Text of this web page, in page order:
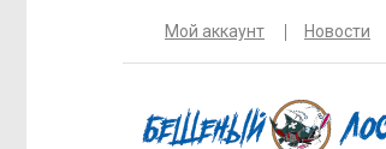
Мой аккаунт Новости